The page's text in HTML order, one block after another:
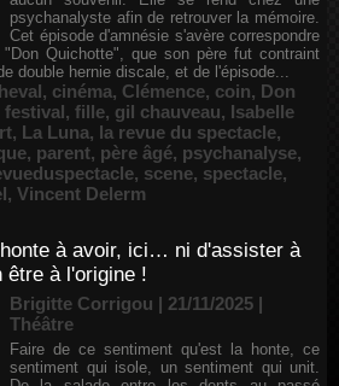
psychanalyste afin de retrouver la mémoire.
Cet épisode d'amnésie s'avère correspondre
Quichotte", que son père fut contraint
double hernie discale, et de l'épisode...
, cinéma, Clémence, coin, Don
festival, fille, gil chauveau, Isabelle
, La Luna, la revue du spectacle,
, parent, père âgé, psychanalyse,
, scene, spectacle,
, Vincent Delerm
à avoir, ici… ni d'assister à
être à l'origine !
Brigitte Corrigou | 21/11/2025 |
Théâtre
Faire de ce sentiment qu'est la honte, ce
sentiment qui isole, un sentiment qui unit.